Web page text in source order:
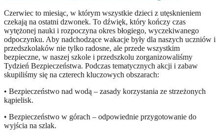
Czerwiec to miesiąc, w którym wszystkie dzieci z utęsknieniem
czekają na ostatni dzwonek. To dźwięk, który kończy czas
wytężonej nauki i rozpoczyna okres błogiego, wyczekiwanego
odpoczynku. Aby nadchodzące wakacje były dla naszych uczniów i
przedszkolaków nie tylko radosne, ale przede wszystkim
bezpieczne, w naszej szkole i przedszkolu zorganizowaliśmy
Tydzień Bezpieczeństwa. Podczas tematycznych akcji i zabaw
skupiliśmy się na czterech kluczowych obszarach:
• Bezpieczeństwo nad wodą – zasady korzystania ze strzeżonych
kąpielisk.
• Bezpieczeństwo w górach – odpowiednie przygotowanie do
wyjścia na szlak.